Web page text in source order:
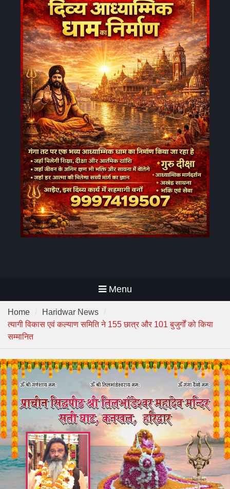
Menu
Home
Haridwar News
त्यागी विकास एवं कल्याण समिति ने 155 छात्र और 101 बुजुर्गों को किया
सम्मानित